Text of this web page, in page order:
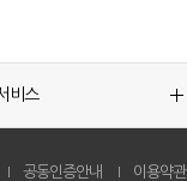
비스
공동인증안내 이용약관